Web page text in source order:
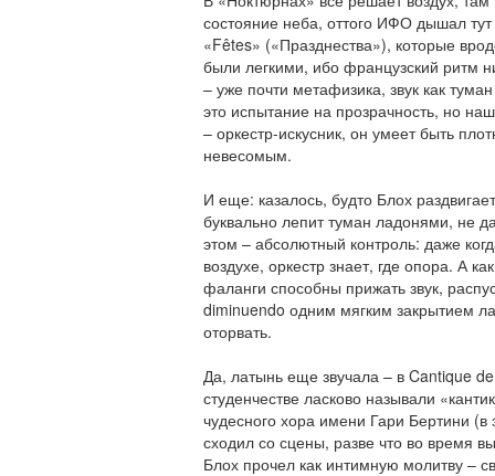
состояние неба, оттого ИФО дышал
«Fêtes» («Празднества»), которые
были легкими, ибо французский ритм
– уже почти метафизика, звук как
это испытание на прозрачность, но
– оркестр-искусник, он умеет быть
невесомым.
И еще: казалось, будто Блох
буквально лепит туман ладонями, не
этом – абсолютный контроль: даже
воздухе, оркестр знает, где опора. А
фаланги способны прижать звук,
diminuendo одним мягким закрытием
оторвать.
Да, латынь еще звучала – в Cantique
студенчестве ласково называли
чудесного хора имени Гари Бертини (в
сходил со сцены, разве что во время
Блох прочел как интимную молитву –